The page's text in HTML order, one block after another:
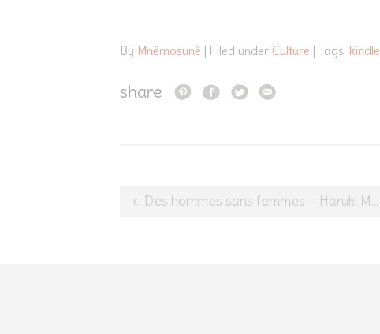
By Mnêmosunê | Filed under Culture | Tags: kindle
share
Post
Des hommes sans femmes – Haruki Murakami